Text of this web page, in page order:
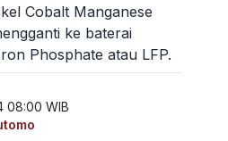
Cobalt Manganese
ke baterai
Phosphate atau LFP.
08:00 WIB